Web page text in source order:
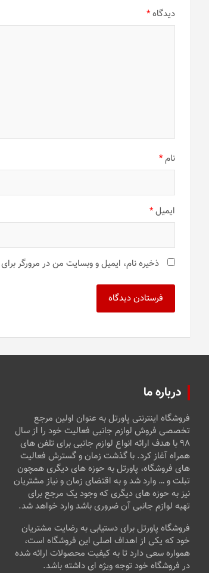
دیدگاه*
نام*
ایمیل*
ذخیره نام، ایمیل و وبسایت من در مرورگر
درباره ما
فروشگاه اینترنتی پاورتل به عنوان اولین مرجع
تخصصی فروش لوازم جانبی فعالیت خود را از سال
۹۸ با هدف ارائه انواع لوازم جانبی برای تلفن های
همراه آغاز کرد. با گذشت زمان و گسترش فعالیت
های فروشگاه، پاورتل به حوزه های دیگری همچون
تبلت و … وارد شد و به اقتضای زمان و نیاز مشتریان
نیز به حوزه های دیگری که وجود یک مرجع برای
تهیه لوازم جانبی آن ضروری باشد وارد خواهد شد.
فروشگاه پاورتل برای دستیابی به رضایت مشتریان
خود که یکی از اهداف اصلی این فروشگاه است،
همواره سعی دارد تا به کیفیت محصولات ارائه شده
در فروشگاه خود توجه ویژه ای داشته باشد.